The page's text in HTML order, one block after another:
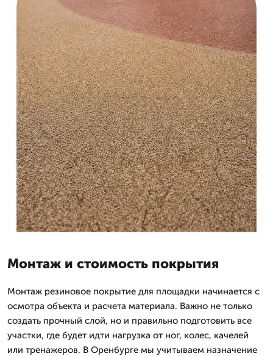
Монтаж и стоимость покрытия
Монтаж резиновое покрытие для площадки начинается с
осмотра объекта и расчета материала. Важно не только
создать прочный слой, но и правильно подготовить все
участки, где будет идти нагрузка от ног, колес, качелей
или тренажеров. В Оренбурге мы учитываем назначение